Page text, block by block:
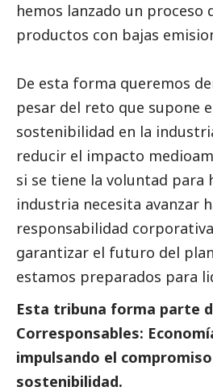
hemos lanzado un proceso
productos con bajas
De esta forma queremos
pesar del reto que supone
sostenibilidad en la
reducir el impacto
si se tiene la voluntad para
industria necesita avanzar
responsabilidad
garantizar el futuro del
estamos preparados para
Esta tribuna forma parte
Corresponsables:
impulsando el
sostenibilidad.